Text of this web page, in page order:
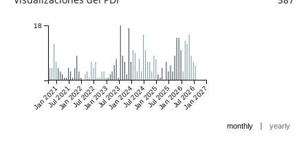
Jan 2021Jul 2021
Jan 2022Jul 2022
Jan 2023Jul 2023
Jan 2024Jul 2024
Jan 2025Jul 2025
Jan 2026Jul 2026
Jan 2027
18
monthly | yearly